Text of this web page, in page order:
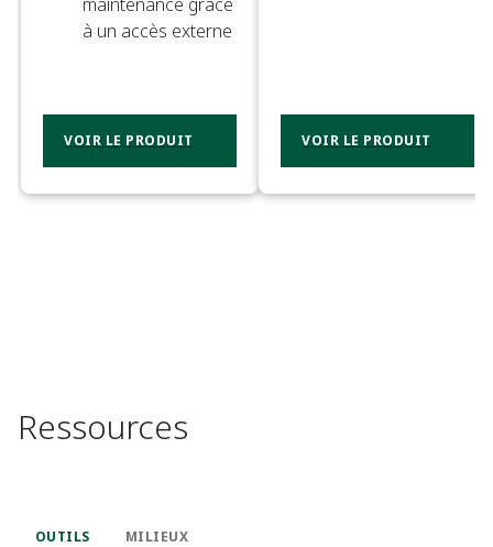
à un accès externe
VOIR LE PRODUIT VOIR LE PRODUIT
Ressources
OUTILS MILIEUX